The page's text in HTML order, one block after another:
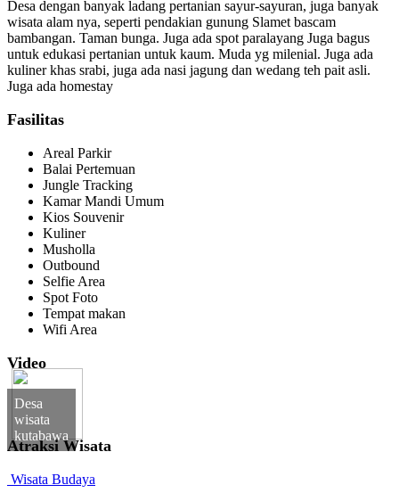
Desa dengan banyak ladang pertanian sayur-sayuran, juga banyak
wisata alam nya, seperti pendakian gunung Slamet bascam
bambangan. Taman bunga. Juga ada spot paralayang Juga bagus
untuk edukasi pertanian untuk kaum. Muda yg milenial. Juga ada
kuliner khas srabi, juga ada nasi jagung dan wedang teh pait asli.
Juga ada homestay
Fasilitas
Areal Parkir
Balai Pertemuan
Jungle Tracking
Kamar Mandi Umum
Kios Souvenir
Kuliner
Musholla
Outbound
Selfie Area
Spot Foto
Tempat makan
Wifi Area
Video
Desa
wisata
kutabawa
Atraksi Wisata
Wisata Budaya